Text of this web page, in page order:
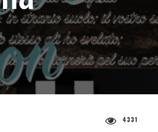
4331